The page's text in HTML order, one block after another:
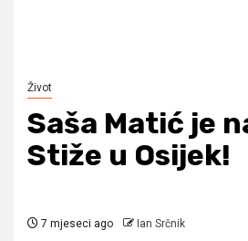
Život
Saša Matić je
Stiže u Osijek!
7 mjeseci ago Ian Srčnik